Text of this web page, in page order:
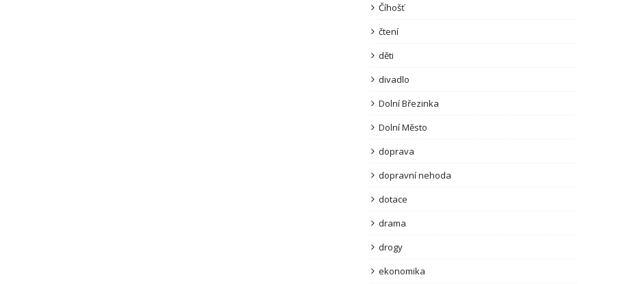
Číhošť
čtení
děti
divadlo
Dolní Březinka
Dolní Město
doprava
dopravní nehoda
dotace
drama
drogy
ekonomika